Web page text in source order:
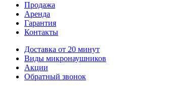
Продажа
Аренда
Гарантия
Контакты
Доставка от 20 минут
Виды микронаушников
Акции
Обратный звонок